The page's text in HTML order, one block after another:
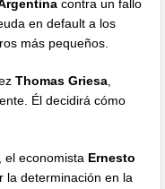
contra un fallo
en default a los
más pequeños.
Thomas Griesa
Él decidirá cómo
, el economista Ernesto
la determinación en la